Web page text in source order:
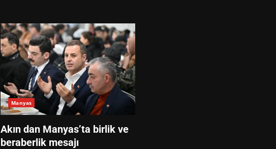
Manyas
Akın dan Manyas’ta birlik ve
beraberlik mesajı